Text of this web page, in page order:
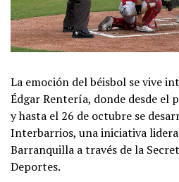
La emoción del béisbol se vive
Édgar Rentería, donde desde el
y hasta el 26 de octubre se
Interbarrios, una iniciativa
Barranquilla a través de la
Deportes.